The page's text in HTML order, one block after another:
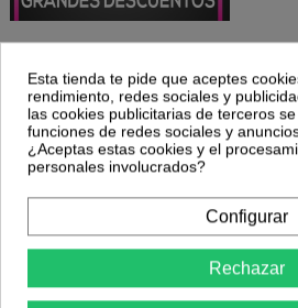
Ingredientes:Mijo pelado*. (*) De cultivo
gramos:
Valor Energético KJ: 1.582 kJ.
Valor Energético KCal: 378 kcal.
Descripción
Esta tienda te pide que aceptes
rendimiento, redes sociales y
las cookies publicitarias de terceros
funciones de redes sociales y
¿Aceptas estas cookies y el
personales involucrados?
Configurar
Rechazar